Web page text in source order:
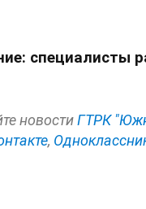
специалисты
новостиГТРК
,